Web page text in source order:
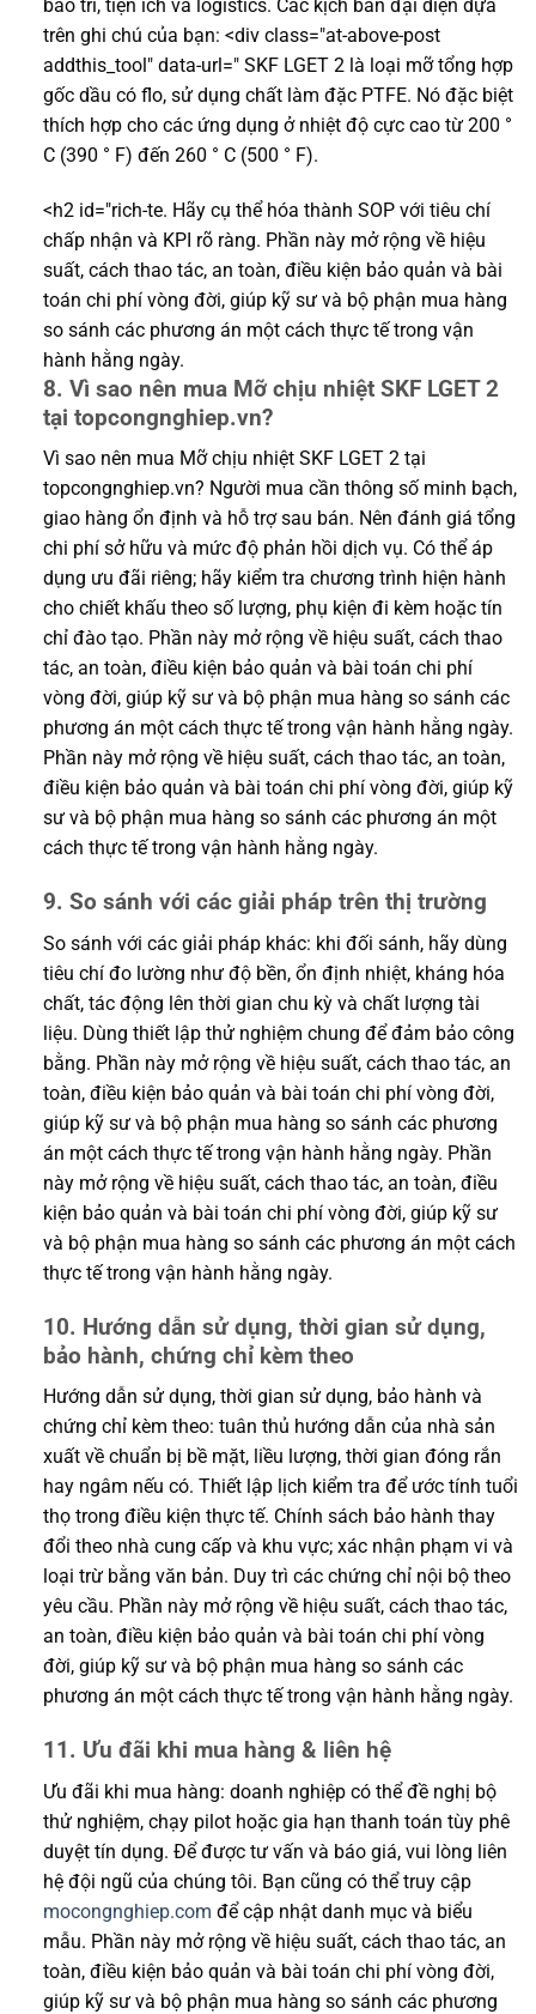
bảo trì, tiện ích và logistics. Các kịch bản đại diện dựa
trên ghi chú của bạn: <div class="at-above-post
addthis_tool" data-url=" SKF LGET 2 là loại mỡ tổng hợp
gốc dầu có flo, sử dụng chất làm đặc PTFE. Nó đặc biệt
thích hợp cho các ứng dụng ở nhiệt độ cực cao từ 200 °
C (390 ° F) đến 260 ° C (500 ° F).
<h2 id="rich-te. Hãy cụ thể hóa thành SOP với tiêu chí
chấp nhận và KPI rõ ràng. Phần này mở rộng về hiệu
suất, cách thao tác, an toàn, điều kiện bảo quản và bài
toán chi phí vòng đời, giúp kỹ sư và bộ phận mua hàng
so sánh các phương án một cách thực tế trong vận
hành hằng ngày.
8. Vì sao nên mua Mỡ chịu nhiệt SKF LGET 2
tại topcongnghiep.vn?
Vì sao nên mua Mỡ chịu nhiệt SKF LGET 2 tại
topcongnghiep.vn? Người mua cần thông số minh bạch,
giao hàng ổn định và hỗ trợ sau bán. Nên đánh giá tổng
chi phí sở hữu và mức độ phản hồi dịch vụ. Có thể áp
dụng ưu đãi riêng; hãy kiểm tra chương trình hiện hành
cho chiết khấu theo số lượng, phụ kiện đi kèm hoặc tín
chỉ đào tạo. Phần này mở rộng về hiệu suất, cách thao
tác, an toàn, điều kiện bảo quản và bài toán chi phí
vòng đời, giúp kỹ sư và bộ phận mua hàng so sánh các
phương án một cách thực tế trong vận hành hằng ngày.
Phần này mở rộng về hiệu suất, cách thao tác, an toàn,
điều kiện bảo quản và bài toán chi phí vòng đời, giúp kỹ
sư và bộ phận mua hàng so sánh các phương án một
cách thực tế trong vận hành hằng ngày.
9. So sánh với các giải pháp trên thị trường
So sánh với các giải pháp khác: khi đối sánh, hãy dùng
tiêu chí đo lường như độ bền, ổn định nhiệt, kháng hóa
chất, tác động lên thời gian chu kỳ và chất lượng tài
liệu. Dùng thiết lập thử nghiệm chung để đảm bảo công
bằng. Phần này mở rộng về hiệu suất, cách thao tác, an
toàn, điều kiện bảo quản và bài toán chi phí vòng đời,
giúp kỹ sư và bộ phận mua hàng so sánh các phương
án một cách thực tế trong vận hành hằng ngày. Phần
này mở rộng về hiệu suất, cách thao tác, an toàn, điều
kiện bảo quản và bài toán chi phí vòng đời, giúp kỹ sư
và bộ phận mua hàng so sánh các phương án một cách
thực tế trong vận hành hằng ngày.
10. Hướng dẫn sử dụng, thời gian sử dụng,
bảo hành, chứng chỉ kèm theo
Hướng dẫn sử dụng, thời gian sử dụng, bảo hành và
chứng chỉ kèm theo: tuân thủ hướng dẫn của nhà sản
xuất về chuẩn bị bề mặt, liều lượng, thời gian đóng rắn
hay ngâm nếu có. Thiết lập lịch kiểm tra để ước tính tuổi
thọ trong điều kiện thực tế. Chính sách bảo hành thay
đổi theo nhà cung cấp và khu vực; xác nhận phạm vi và
loại trừ bằng văn bản. Duy trì các chứng chỉ nội bộ theo
yêu cầu. Phần này mở rộng về hiệu suất, cách thao tác,
an toàn, điều kiện bảo quản và bài toán chi phí vòng
đời, giúp kỹ sư và bộ phận mua hàng so sánh các
phương án một cách thực tế trong vận hành hằng ngày.
11. Ưu đãi khi mua hàng & liên hệ
Ưu đãi khi mua hàng: doanh nghiệp có thể đề nghị bộ
thử nghiệm, chạy pilot hoặc gia hạn thanh toán tùy phê
duyệt tín dụng. Để được tư vấn và báo giá, vui lòng liên
hệ đội ngũ của chúng tôi. Bạn cũng có thể truy cập
mocongnghiep.com để cập nhật danh mục và biểu
mẫu. Phần này mở rộng về hiệu suất, cách thao tác, an
toàn, điều kiện bảo quản và bài toán chi phí vòng đời,
giúp kỹ sư và bộ phận mua hàng so sánh các phương